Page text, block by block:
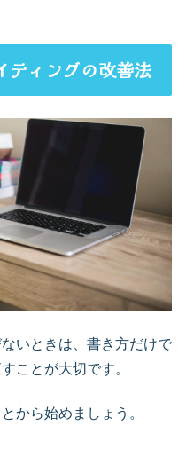
ティングの改善法
いときは、書き方だけで
ことが大切です。
から始めましょう。